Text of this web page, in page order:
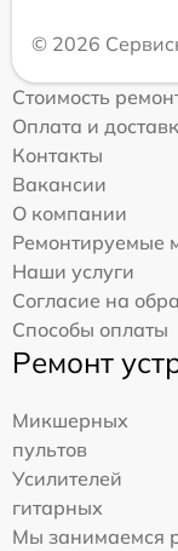
© 2026
Стоимость
Оплата и
Контакты
Вакансии
О компании
Ремонтируемые
Наши услуги
Согласие на
Способы оплаты
Ремонт
Микшерных
пультов
Усилителей
гитарных
Мы занимаемся